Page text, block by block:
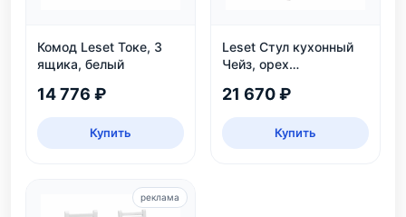
Комод Leset Токе, 3
ящика, белый
14 776 ₽
Купить
Leset Стул кухонный
Чейз, орех
21 670 ₽
Купить
реклама